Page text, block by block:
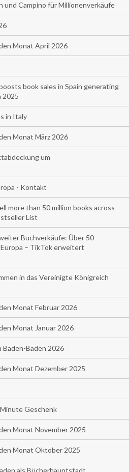
und Campino für Millionenverkäufe
Monat April 2026
book sales in Spain generating
2025
in Italy
Monat März 2026
um
- Kontakt
more than 50 million books across
List
Buchverkäufe: Über 50
– TikTok erweitert
in das Vereinigte Königreich
Monat Februar 2026
Monat Januar 2026
Baden-Baden 2026
Monat Dezember 2025
Geschenk
Monat November 2025
Monat Oktober 2025
als Bücherhauptstadt